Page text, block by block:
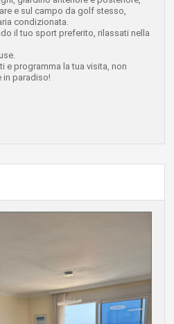
e sul campo da golf stesso,
condizionata.
il tuo sport preferito, rilassati nella
e programma la tua visita, non
in paradiso!